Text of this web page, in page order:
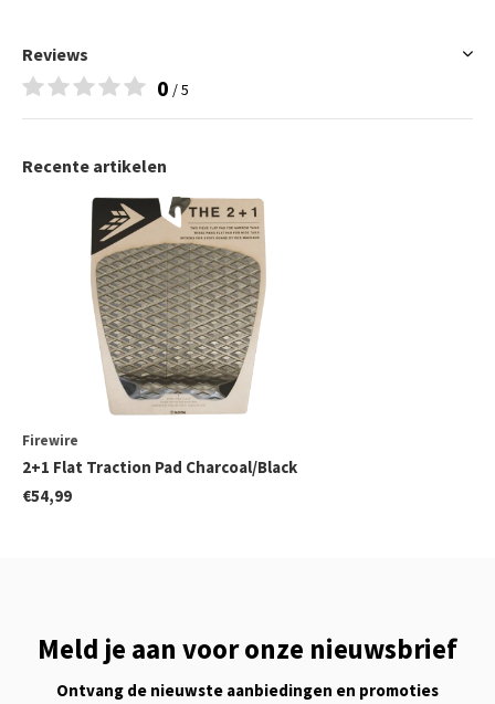
Reviews
0 / 5
Recente artikelen
Firewire
2+1 Flat Traction Pad Charcoal/Black
€54,99
Meld je aan voor onze nieuwsbrief
Ontvang de nieuwste aanbiedingen en promoties